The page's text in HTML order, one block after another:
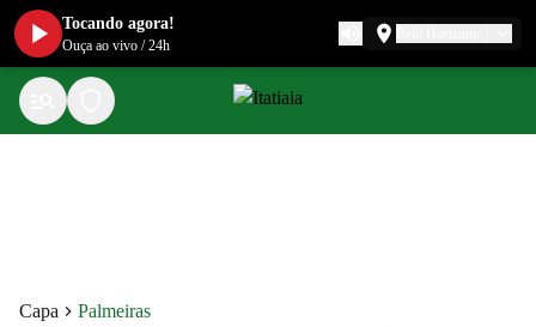
Capa Palmeiras
Tocando agora!
Ouça ao vivo /24h